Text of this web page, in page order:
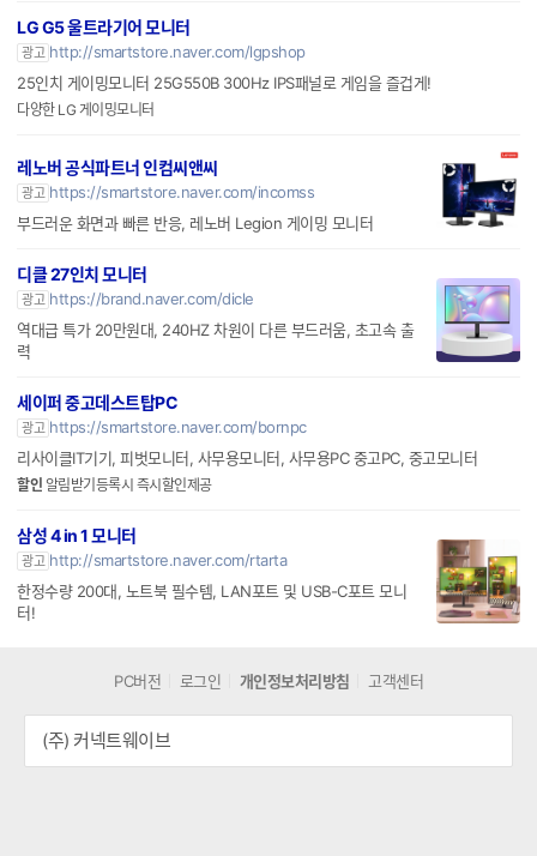
파워링크 광고
LG G5 울트라기어 모니터
광고 http://smartstore.naver.com/lgpshop
레노버 공식파트너 인컴씨앤씨
광고 https://smartstore.naver.com/incomss
부드러운 화면과 빠른 반응, 레노버 Legion 게이밍 모니터
디클 27인치 모니터
광고 https://brand.naver.com/dicle
력
세이퍼 중고데스트탑PC
광고 https://smartstore.naver.com/bornpc
할인알림받기등록시 즉시할인제공
삼성 4 in 1 모니터
광고 http://smartstore.naver.com/rtarta
PC버전 로그인 개인정보처리방침 고객센터